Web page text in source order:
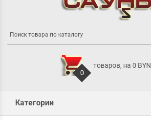
0
товаров, на 0 BYN
Категории